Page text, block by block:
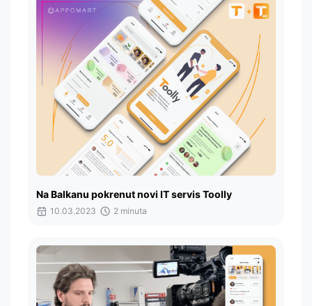
Na Balkanu pokrenut novi IT servis Toolly
10.03.2023 2 minuta